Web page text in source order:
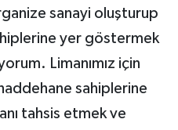
sanayi oluşturup
yer göstermek
Limanımız için
sahiplerine
tahsis etmek ve